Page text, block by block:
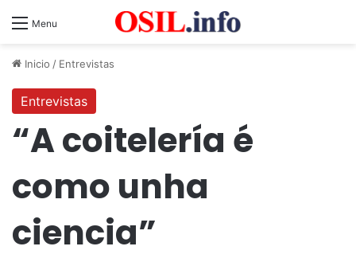
Menu
Inicio / Entrevistas
Entrevistas
“A coitelería é
como unha
ciencia”